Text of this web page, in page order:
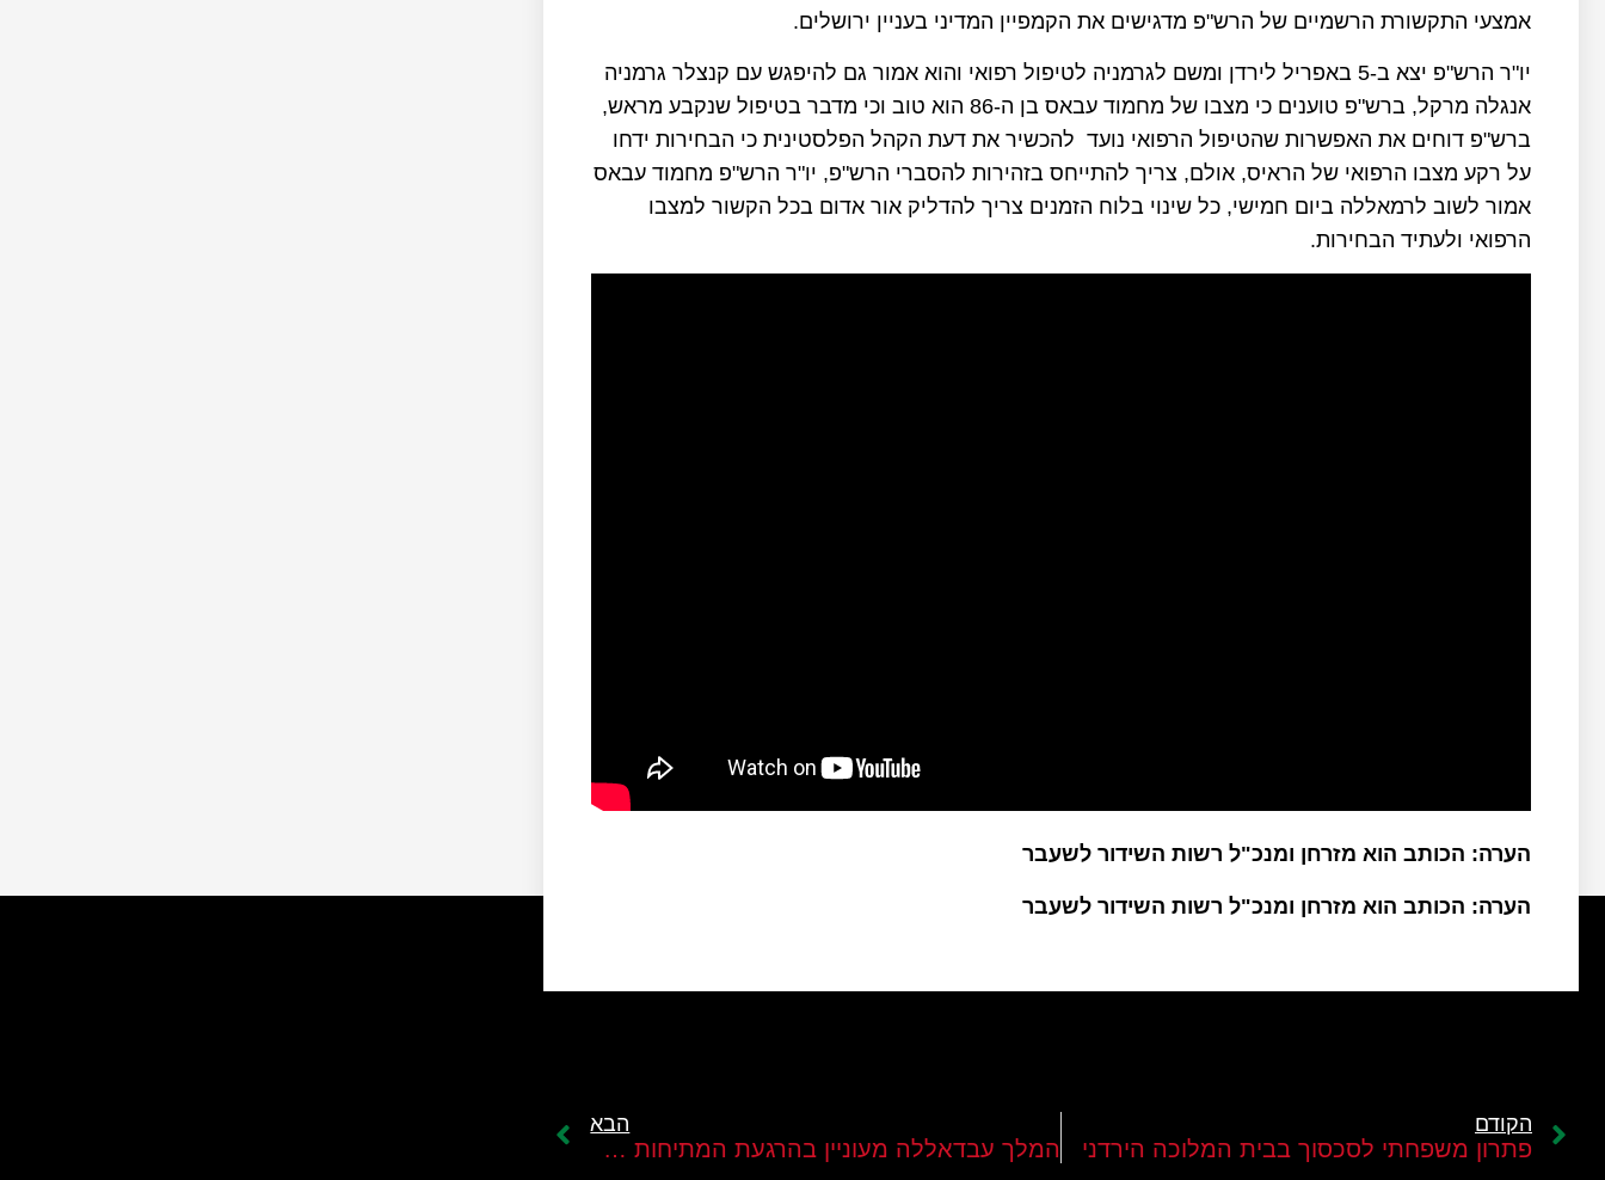
אמצעי התקשורת הרשמיים של הרש"פ מדגישים את הקמפיין המדיני בעניין ירושלים.
יו"ר הרש"פ יצא ב-5 באפריל לירדן ומשם לגרמניה לטיפול רפואי והוא אמור גם להיפגש עם קנצלר גרמניה
אנגלה מרקל, ברש"פ טוענים כי מצבו של מחמוד עבאס בן ה-86 הוא טוב וכי מדבר בטיפול שנקבע מראש,
ברש"פ דוחים את האפשרות שהטיפול הרפואי נועד להכשיר את דעת הקהל הפלסטינית כי הבחירות ידחו
על רקע מצבו הרפואי של הראיס, אולם, צריך להתייחס בזהירות להסברי הרש"פ, יו"ר הרש"פ מחמוד עבאס
אמור לשוב לרמאללה ביום חמישי, כל שינוי בלוח הזמנים צריך להדליק אור אדום בכל הקשור למצבו
הרפואי ולעתיד הבחירות.
הערה: הכותב הוא מזרחן ומנכ"ל רשות השידור לשעבר
הערה: הכותב הוא מזרחן ומנכ"ל רשות השידור לשעבר
הקודם
פתרון משפחתי לסכסוך בבית המלוכה הירדני
הבא
המלך עבדאללה מעוניין בהרגעת המתיחות בהר הבית